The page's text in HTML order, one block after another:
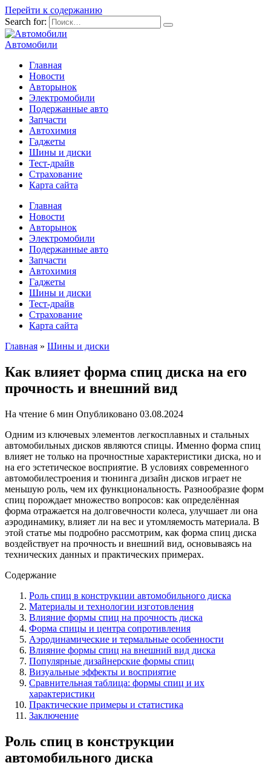
Перейти к содержанию
Search for:
Автомобили
Главная
Новости
Авторынок
Электромобили
Подержанные авто
Запчасти
Автохимия
Гаджеты
Шины и диски
Тест-драйв
Страхование
Карта сайта
Главная
Новости
Авторынок
Электромобили
Подержанные авто
Запчасти
Автохимия
Гаджеты
Шины и диски
Тест-драйв
Страхование
Карта сайта
Главная » Шины и диски
Как влияет форма спиц диска на его
прочность и внешний вид
На чтение 6 мин Опубликовано 03.08.2024
Одним из ключевых элементов легкосплавных и стальных
автомобильных дисков являются спицы. Именно форма спиц
влияет не только на прочностные характеристики диска, но и
на его эстетическое восприятие. В условиях современного
автомобилестроения и тюнинга дизайн дисков играет не
меньшую роль, чем их функциональность. Разнообразие форм
спиц порождает множество вопросов: как определённая
форма отражается на долговечности колеса, улучшает ли она
аэродинамику, влияет ли на вес и утомляемость материала. В
этой статье мы подробно рассмотрим, как форма спиц диска
воздействует на прочность и внешний вид, основываясь на
технических данных и практических примерах.
Содержание
Роль спиц в конструкции автомобильного диска
Материалы и технологии изготовления
Влияние формы спиц на прочность диска
Форма спицы и центра сопротивления
Аэродинамические и термальные особенности
Влияние формы спиц на внешний вид диска
Популярные дизайнерские формы спиц
Визуальные эффекты и восприятие
Сравнительная таблица: формы спиц и их
характеристики
Практические примеры и статистика
Заключение
Роль спиц в конструкции
автомобильного диска